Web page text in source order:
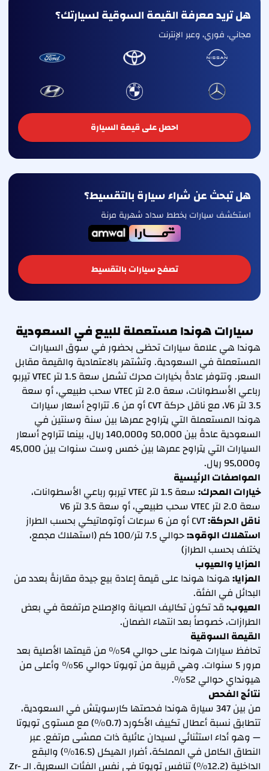
هل تريد معرفة القيمة السوقية لسيارتك؟
مجاني، فوري، وعبر الإنترنت
احصل على قيمة السيارة
هل تبحث عن شراء سيارة بالتقسيط؟
استكشف سيارات بخطط سداد شهرية مرنة
تصفح سيارات بالتقسيط
سيارات هوندا مستعملة للبيع في السعودية
هوندا هي علامة سيارات تحظى بحضور في سوق السيارات
المستعملة في السعودية. وتشتهر بالاعتمادية والقيمة مقابل
السعر. وتتوفر عادةً بخيارات محرك تشمل سعة 1.5 لتر VTEC تيربو
رباعي الأسطوانات، سعة 2.0 لتر VTEC سحب طبيعي، أو سعة
3.5 لتر V6، مع ناقل حركة CVT أو من 6. تتراوح أسعار سيارات
هوندا المستعملة التي يتراوح عمرها بين سنة وسنتين في
السعودية عادةً بين 50,000 و140,000 ريال، بينما تتراوح أسعار
السيارات التي يتراوح عمرها بين خمس وست سنوات بين 45,000
و95,000 ريال.
المواصفات الرئيسية
خيارات المحرك:
سعة 1.5 لتر VTEC تيربو رباعي الأسطوانات،
سعة 2.0 لتر VTEC سحب طبيعي، أو سعة 3.5 لتر V6
ناقل الحركة:CVT أو من 6 سرعات أوتوماتيكي بحسب الطراز
استهلاك الوقود:
حوالي 7.5 لتر/100 كم (استهلاك مجمع،
يختلف بحسب الطراز)
المزايا والعيوب
المزايا:هوندا هوندا على قيمة إعادة بيع جيدة مقارنةً بعدد من
البدائل في الفئة.
العيوب:قد تكون تكاليف الصيانة والإصلاح مرتفعة في بعض
الطرازات، خصوصاً بعد انتهاء الضمان.
القيمة السوقية
تحافظ سيارات هوندا على حوالي 54% من قيمتها الأصلية بعد
مرور 5 سنوات. وهي قريبة من تويوتا حوالي 56% وأعلى من
هيونداي حوالي 52%.
نتائج الفحص
من بين 347 سيارة هوندا فحصتها كارسويتش في السعودية،
تتطابق نسبة أعطال تكييف الأكورد (0.7%) مع مستوى تويوتا
— وهو أداء استثنائي لسيدان عائلية ذات ممشى مرتفع. عبر
النطاق الكامل في المملكة، أضرار الهيكل (16.5%) والبقع
الداخلية (12.2%) تنافس تويوتا في نفس الفئات السعرية. الـ Zr-